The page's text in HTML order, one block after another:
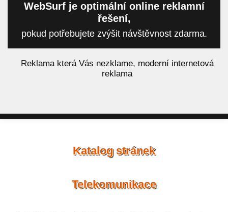
WebSurf je optimální online reklamní
řešení,
pokud potřebujete zvýšit návštěvnost zdarma.
Reklama která Vás nezklame, moderní internetová
reklama
Katalog stránek
Telekomunikace